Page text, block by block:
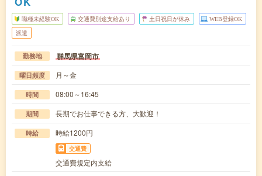
職種未経験OK 交通費別途支給あり 土日祝日が休み WEB登録OK
派遣
勤務地 群馬県富岡市
曜日頻度 月～金
時間 08:00～16:45
期間 長期でお仕事できる方、大歓迎！
時給 時給1200円
交通費
交通費規定内支給